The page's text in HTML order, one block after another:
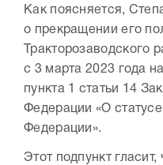
Как поясняется,
о прекращении его
Тракторозаводского
с 3 марта 2023 года
пункта 1 статьи 14
Федерации «О
Федерации».
Этот подпункт